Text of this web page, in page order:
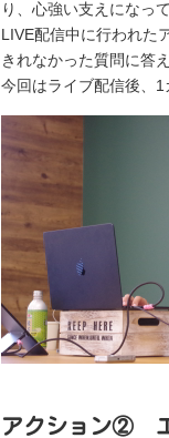
り、心強い支えになっ
LIVE配信中に行われた
きれなかった質問に答
今回はライブ配信後、1
アクション②